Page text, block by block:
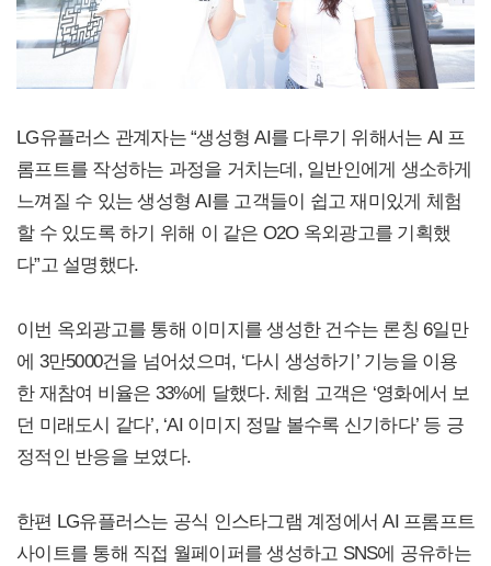
LG유플러스 관계자는 “생성형 AI를 다루기 위해서는 AI 프
롬프트를 작성하는 과정을 거치는데, 일반인에게 생소하게
느껴질 수 있는 생성형 AI를 고객들이 쉽고 재미있게 체험
할 수 있도록 하기 위해 이 같은 O2O 옥외광고를 기획했
다”고 설명했다.
이번 옥외광고를 통해 이미지를 생성한 건수는 론칭 6일만
에 3만5000건을 넘어섰으며, ‘다시 생성하기’ 기능을 이용
한 재참여 비율은 33%에 달했다. 체험 고객은 ‘영화에서 보
던 미래도시 같다’, ‘AI 이미지 정말 볼수록 신기하다’ 등 긍
정적인 반응을 보였다.
한편 LG유플러스는 공식 인스타그램 계정에서 AI 프롬프트
사이트를 통해 직접 월페이퍼를 생성하고 SNS에 공유하는